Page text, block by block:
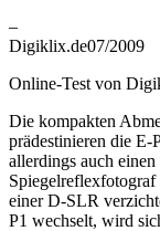
–
Digiklix.de07/2009
Online-Test von
Die kompakten
prädestinieren die E-
allerdings auch
einer D-SLR
P1 wechselt, wird